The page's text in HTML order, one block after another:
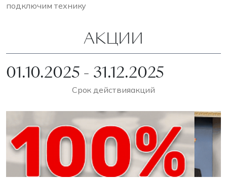
подключим технику
АКЦИИ
01.10.2025 - 31.12.2025
Срок действияакций